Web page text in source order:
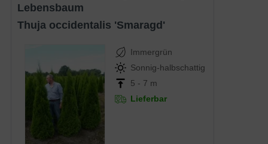
Lebensbaum
Thuja occidentalis 'Smaragd'
Immergrün
Sonnig-halbschattig
5 - 7 m
Lieferbar